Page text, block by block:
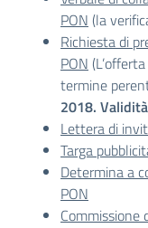
PON (la
Richiesta di
PON
termine
2018.
Lettera di
Targa
Determina a
PON
Commissione